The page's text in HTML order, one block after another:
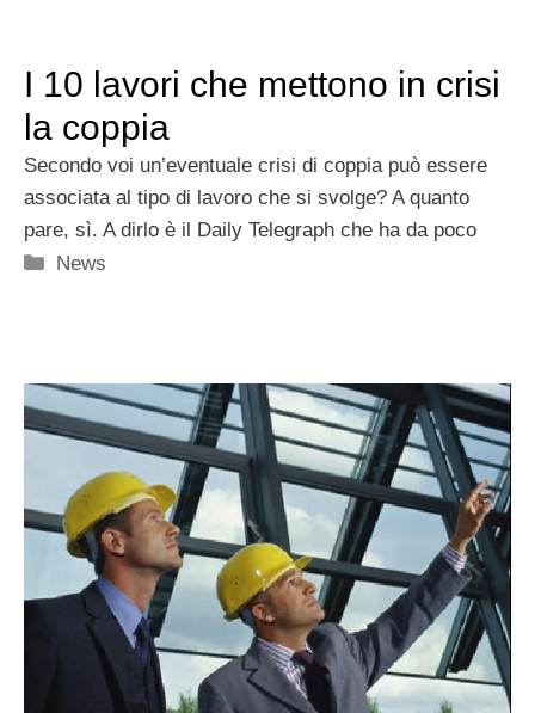
I 10 lavori che mettono in crisi
la coppia
Secondo voi un’eventuale crisi di coppia può essere
associata al tipo di lavoro che si svolge? A quanto
pare, sì. A dirlo è il Daily Telegraph che ha da poco
Categorie
News